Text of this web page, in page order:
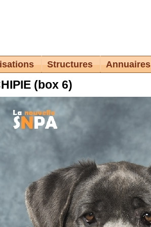
Structures Annuaires
(box 6)